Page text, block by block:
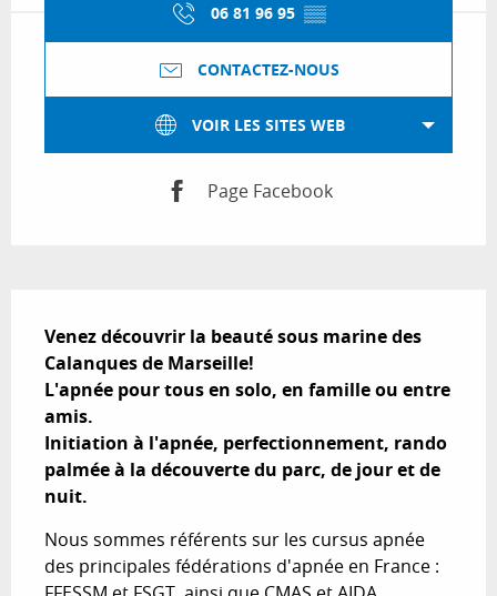
06 81 96 95 ▒▒
CONTACTEZ-NOUS
VOIR LES SITES WEB
Page Facebook
Venez découvrir la beauté sous marine des
Calanques de Marseille!
L'apnée pour tous en solo, en famille ou entre
amis.
Initiation à l'apnée, perfectionnement, rando
palmée à la découverte du parc, de jour et de
nuit.
Nous sommes référents sur les cursus apnée
des principales fédérations d'apnée en France :